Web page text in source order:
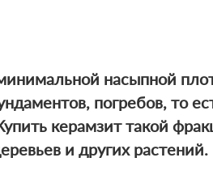
насыпной
погребов, то
керамзиттакой
и других растений.